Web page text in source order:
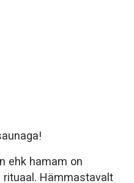
ehk hamam on
Hämmastavalt